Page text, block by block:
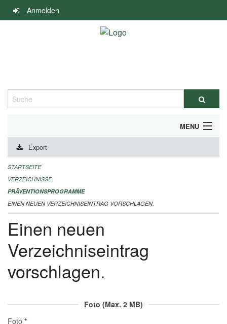
Navigation
überspringen
Anmelden
Suche
MENU
DURCHFÜHRUNG UND FINANZIERUNG
IMPRESSUM
Export
STARTSEITE
VERZEICHNISSE
PRÄVENTIONSPROGRAMME
EINEN NEUEN VERZEICHNISEINTRAG VORSCHLAGEN.
Einen neuen
Verzeichniseintrag
vorschlagen.
Foto (Max. 2 MB)
Foto *